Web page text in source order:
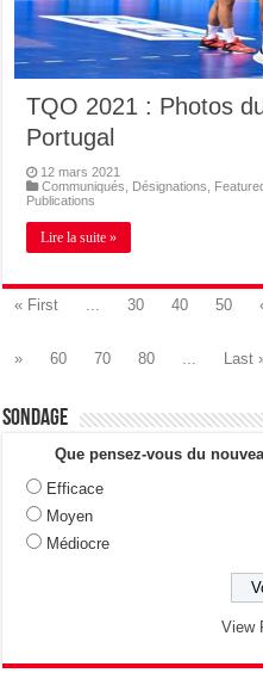
TQO 2021 : Photos
Portugal
12 mars 2021
Communiqués
Désignations
Publications
Lire la suite »
« First ... 30 40 50
»
60 70 80 ... Last
Sondage
Que pensez-vous du
Efficace
Moyen
Médiocre
View